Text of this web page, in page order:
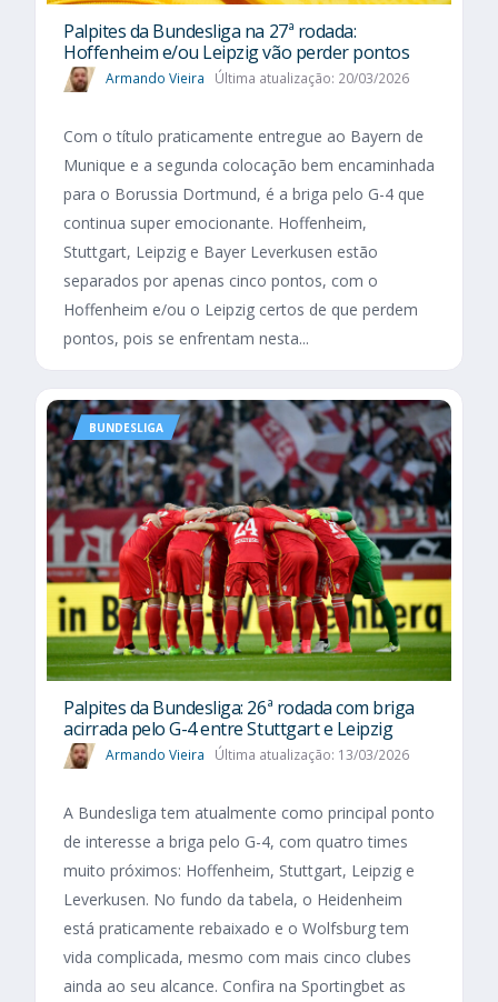
Palpites da Bundesliga na 27ª rodada:
Hoffenheim e/ou Leipzig vão perder pontos
Armando Vieira Última atualização: 20/03/2026
Com o título praticamente entregue ao Bayern de
Munique e a segunda colocação bem encaminhada
para o Borussia Dortmund, é a briga pelo G-4 que
continua super emocionante. Hoffenheim,
Stuttgart, Leipzig e Bayer Leverkusen estão
separados por apenas cinco pontos, com o
Hoffenheim e/ou o Leipzig certos de que perdem
pontos, pois se enfrentam nesta...
BUNDESLIGA
Palpites da Bundesliga: 26ª rodada com briga
acirrada pelo G-4 entre Stuttgart e Leipzig
Armando Vieira Última atualização: 13/03/2026
A Bundesliga tem atualmente como principal ponto
de interesse a briga pelo G-4, com quatro times
muito próximos: Hoffenheim, Stuttgart, Leipzig e
Leverkusen. No fundo da tabela, o Heidenheim
está praticamente rebaixado e o Wolfsburg tem
vida complicada, mesmo com mais cinco clubes
ainda ao seu alcance. Confira na Sportingbet as